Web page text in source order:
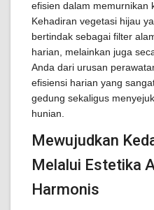
efisien dalam memurnikan
Kehadiran vegetasi hijau
bertindak sebagai filter
harian, melainkan juga
Anda dari urusan
efisiensi harian yang
gedung sekaligus
hunian.
Mewujudkan
Melalui Estetika
Harmonis